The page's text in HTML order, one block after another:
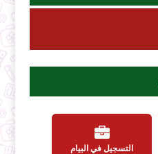
التسجيل في البيام